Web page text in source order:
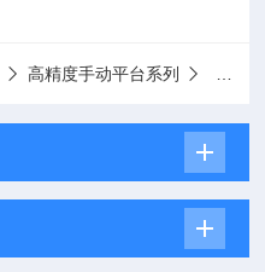
高精度手动平台系列